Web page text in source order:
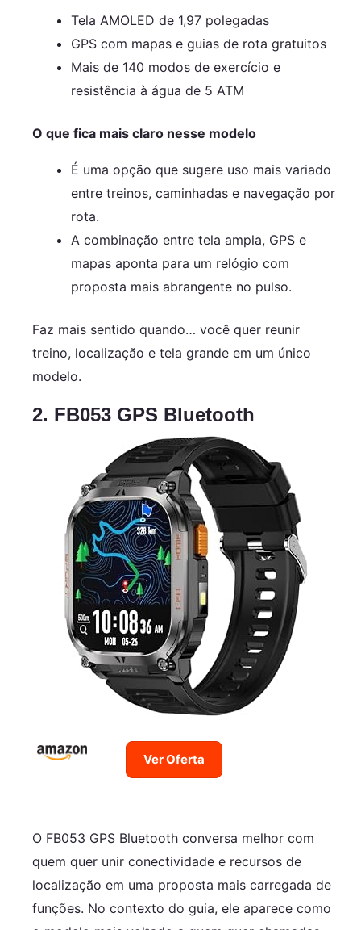
Tela AMOLED de 1,97 polegadas
GPS com mapas e guias de rota gratuitos
Mais de 140 modos de exercício e
resistência à água de 5 ATM
O que fica mais claro nesse modelo
É uma opção que sugere uso mais variado
entre treinos, caminhadas e navegação por
rota.
A combinação entre tela ampla, GPS e
mapas aponta para um relógio com
proposta mais abrangente no pulso.
Faz mais sentido quando… você quer reunir
treino, localização e tela grande em um único
modelo.
2. FB053 GPS Bluetooth
Ver Oferta
O FB053 GPS Bluetooth conversa melhor com
quem quer unir conectividade e recursos de
localização em uma proposta mais carregada de
funções. No contexto do guia, ele aparece como